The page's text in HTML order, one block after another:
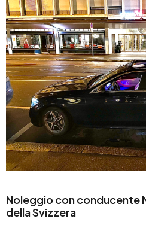
Noleggio con conducente
della Svizzera